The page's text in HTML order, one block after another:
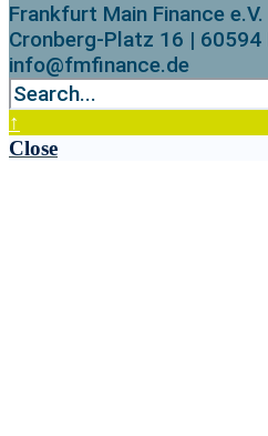
Frankfurt Main Finance
Cronberg-Platz 16 |
info@fmfinance.de
↑
Close